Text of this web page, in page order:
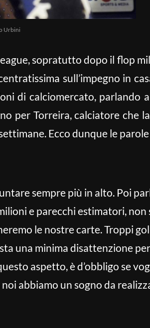
Urbini
sopratutto dopo il flop
sull’impegno in
di calciomercato, parlando
per Torreira, calciatore che
Ecco dunque le
sempre più in alto. Poi
e parecchi estimatori, non
le nostre carte. Troppi
una minima disattenzione
aspetto, è d’obbligo se
abbiamo un sogno da